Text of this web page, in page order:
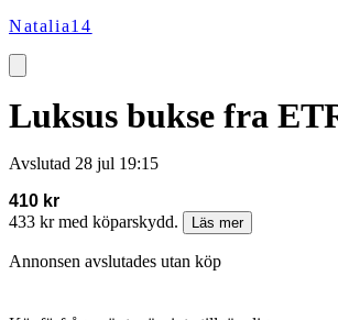
Natalia14
Luksus bukse fra
Avslutad 28 jul 19:15
410 kr
433 kr med köparskydd.
Läs mer
Annonsen avslutades utan köp